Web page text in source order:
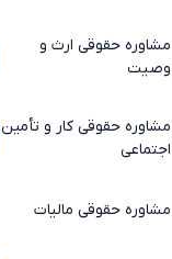
مشاوره حقوقی ارث و
وصیت
مشاوره حقوقی کار و تأمین
اجتماعی
مشاوره حقوقی مالیات